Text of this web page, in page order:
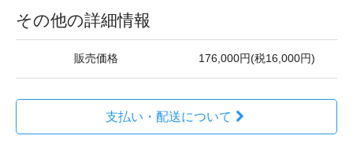
その他の詳細情報
販売価格 176,000円(税16,000円)
支払い・配送について